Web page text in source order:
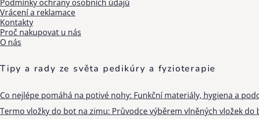
Podmínky ochrany osobních údajů
Vrácení a reklamace
Kontakty
Proč nakupovat u nás
O nás
Tipy a rady ze světa pedikúry a fyzioterapie
Co nejlépe pomáhá na potivé nohy: Funkční materiály, hygiena a
Termo vložky do bot na zimu: Průvodce výběrem vlněných vložek do